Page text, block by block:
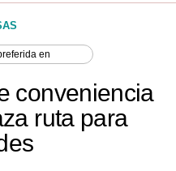
en
conveniencia
ruta para